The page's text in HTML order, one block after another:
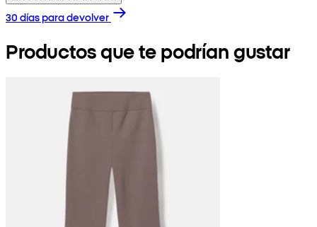
30 días para devolver
Productos que te podrían gustar